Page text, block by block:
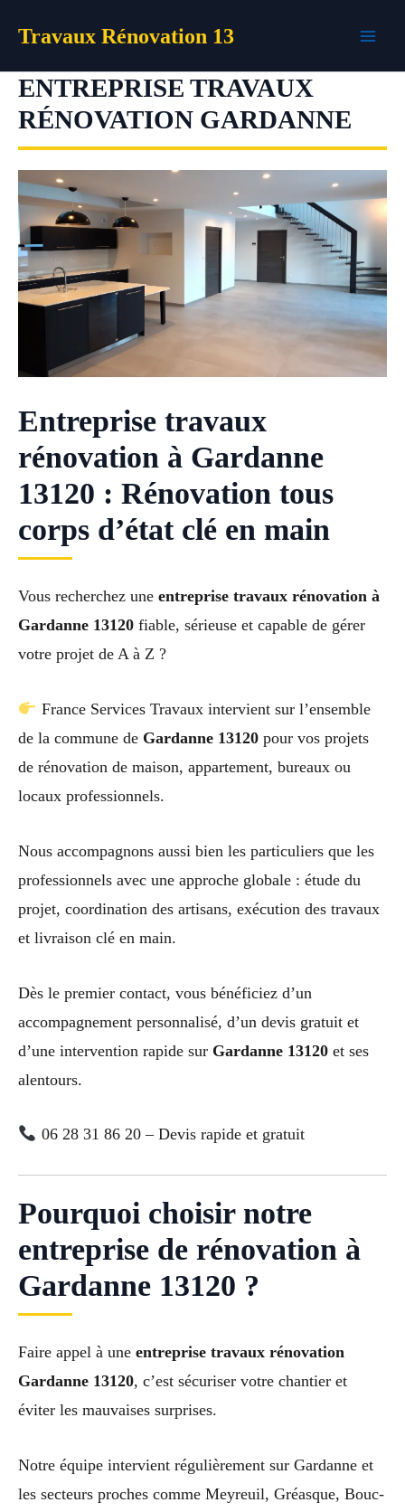
Travaux Rénovation 13
ENTREPRISE TRAVAUX
RÉNOVATION GARDANNE
Entreprise travaux
rénovation à Gardanne
13120 : Rénovation tous
corps d’état clé en main
Vous recherchez une entreprise travaux rénovation à
Gardanne 13120 fiable, sérieuse et capable de gérer
votre projet de A à Z ?
France Services Travaux intervient sur l’ensemble
de la commune de Gardanne 13120 pour vos projets
de rénovation de maison, appartement, bureaux ou
locaux professionnels.
Nous accompagnons aussi bien les particuliers que les
professionnels avec une approche globale : étude du
projet, coordination des artisans, exécution des travaux
et livraison clé en main.
Dès le premier contact, vous bénéficiez d’un
accompagnement personnalisé, d’un devis gratuit et
d’une intervention rapide sur Gardanne 13120 et ses
alentours.
06 28 31 86 20 – Devis rapide et gratuit
Pourquoi choisir notre
entreprise de rénovation à
Gardanne 13120 ?
Faire appel à une entreprise travaux rénovation
Gardanne 13120, c’est sécuriser votre chantier et
éviter les mauvaises surprises.
Notre équipe intervient régulièrement sur Gardanne et
les secteurs proches comme Meyreuil, Gréasque, Bouc-